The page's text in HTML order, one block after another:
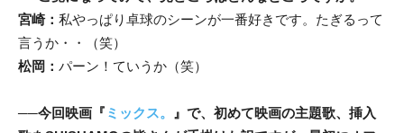
宮崎： 私やっぱり卓球のシーンが一番好きです。たぎるって
言うか・・（笑）
松岡： パーン！ていうか（笑）
──今回映画『 ミックス。
』で、初めて映画の主題歌、挿入